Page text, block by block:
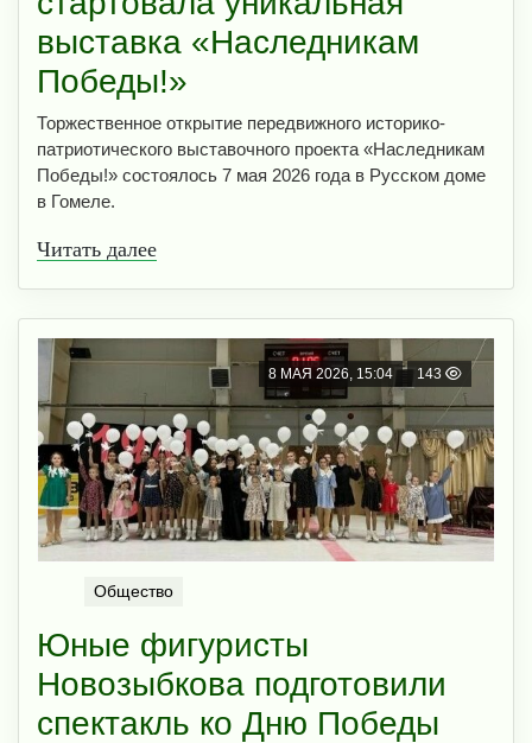
выставка «Наследникам
Победы!»
Торжественное открытие передвижного историко-
патриотического выставочного проекта «Наследникам
Победы!» состоялось 7 мая 2026 года в Русском доме
в Гомеле.
Читать далее
8 МАЯ 2026, 15:04 143
Общество
Юные фигуристы
Новозыбкова подготовили
спектакль ко Дню Победы